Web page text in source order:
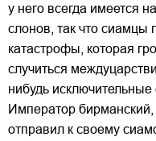
у него всегда имеется
слонов, так что сиамцы
катастрофы, которая
случиться
нибудь исключительные
Император бирманский,
отправил к своему